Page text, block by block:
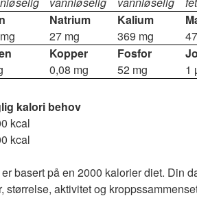
Natrium
27 mg
Kalium
369 mg
Kopper
0,08 mg
Fosfor
52 mg
1
kalori behov
kcal
kcal
basert på en 2000 kalorier diet. Din
størrelse, aktivitet og